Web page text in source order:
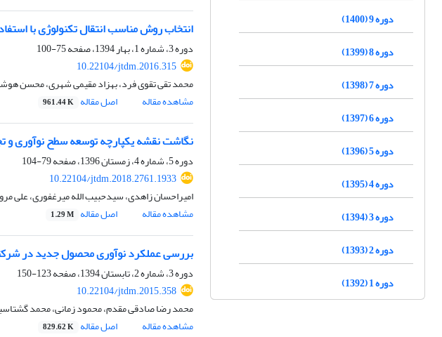
انتخاب روش مناسب انتقال تکنولوژی با
دوره 3، شماره 1، بهار 1394، صفحه
75-100
10.22104/jtdm.2016.315
محمد تقی تقوی فرد، بهزاد مقیمی شهری، محسن
مشاهده مقاله
اصل مقاله 961.44 K
نگاشت نقشه یکپارچه توسعه سطح نوآوری و
دوره 5، شماره 4، زمستان 1396، صفحه
79-104
10.22104/jtdm.2018.2761.1933
امیراحسان زاهدی، سیدحبیب الله میرغفوری، علی
مشاهده مقاله
اصل مقاله 1.29 M
بررسی عملکرد نوآوری محصول جدید در
دوره 3، شماره 2، تابستان 1394، صفحه
123-150
10.22104/jtdm.2015.358
محمد رضا صادقی مقدم، محمود زمانی، محمد
مشاهده مقاله
اصل مقاله 829.62 K
دوره 9 (1400)
دوره 8 (1399)
دوره 7 (1398)
دوره 6 (1397)
دوره 5 (1396)
دوره 4 (1395)
دوره 3 (1394)
دوره 2 (1393)
دوره 1 (1392)